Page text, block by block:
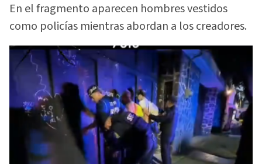
En el fragmento aparecen hombres vestidos
como policías mientras abordan a los creadores.